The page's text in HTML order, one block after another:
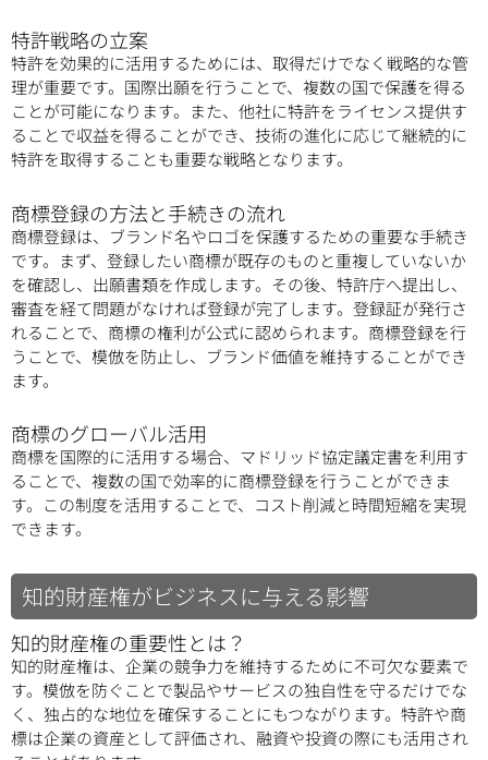
特許戦略の立案
特許を効果的に活用するためには、取得だけでなく戦略的な管
理が重要です。国際出願を行うことで、複数の国で保護を得る
ことが可能になります。また、他社に特許をライセンス提供す
ることで収益を得ることができ、技術の進化に応じて継続的に
特許を取得することも重要な戦略となります。
商標登録の方法と手続きの流れ
商標登録は、ブランド名やロゴを保護するための重要な手続き
です。まず、登録したい商標が既存のものと重複していないか
を確認し、出願書類を作成します。その後、特許庁へ提出し、
審査を経て問題がなければ登録が完了します。登録証が発行さ
れることで、商標の権利が公式に認められます。商標登録を行
うことで、模倣を防止し、ブランド価値を維持することができ
ます。
商標のグローバル活用
商標を国際的に活用する場合、マドリッド協定議定書を利用す
ることで、複数の国で効率的に商標登録を行うことができま
す。この制度を活用することで、コスト削減と時間短縮を実現
できます。
知的財産権がビジネスに与える影響
知的財産権の重要性とは？
知的財産権は、企業の競争力を維持するために不可欠な要素で
す。模倣を防ぐことで製品やサービスの独自性を守るだけでな
く、独占的な地位を確保することにもつながります。特許や商
標は企業の資産として評価され、融資や投資の際にも活用され